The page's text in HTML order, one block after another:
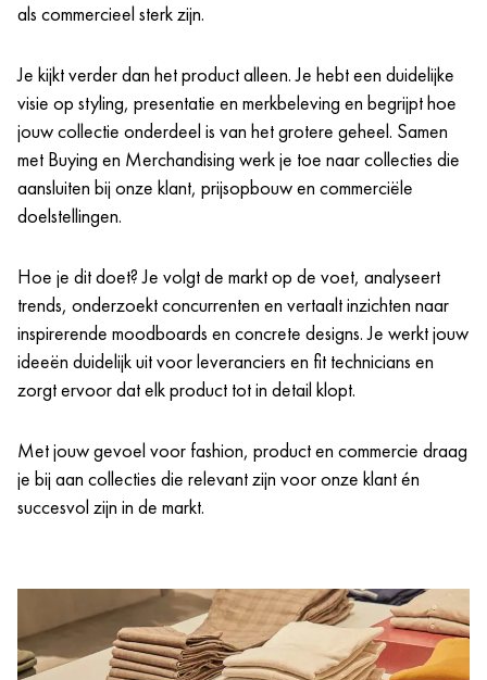
als commercieel sterk zijn.
Je kijkt verder dan het product alleen. Je hebt een duidelijke
visie op styling, presentatie en merkbeleving en begrijpt hoe
jouw collectie onderdeel is van het grotere geheel. Samen
met Buying en Merchandising werk je toe naar collecties die
aansluiten bij onze klant, prijsopbouw en commerciële
doelstellingen.
Hoe je dit doet? Je volgt de markt op de voet, analyseert
trends, onderzoekt concurrenten en vertaalt inzichten naar
inspirerende moodboards en concrete designs. Je werkt jouw
ideeën duidelijk uit voor leveranciers en fit technicians en
zorgt ervoor dat elk product tot in detail klopt.
Met jouw gevoel voor fashion, product en commercie draag
je bij aan collecties die relevant zijn voor onze klant én
succesvol zijn in de markt.